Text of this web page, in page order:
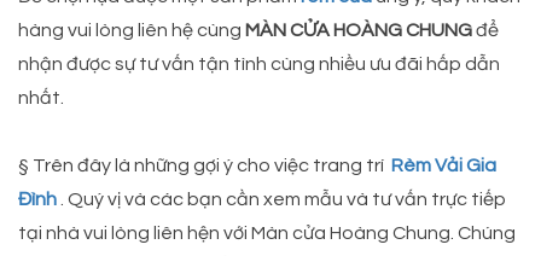
hàng vui lòng liên hệ cùng MÀN CỬA HOÀNG CHUNGđể
nhận được sự tư vấn tận tình cùng nhiều ưu đãi hấp dẫn
nhất.
§ Trên đây là những gợi ý cho việc trang trí Rèm Vải Gia
Đình . Quý vị và các bạn cần xem mẫu và tư vấn trực tiếp
tại nhà vui lòng liên hện với Màn cửa Hoàng Chung. Chúng